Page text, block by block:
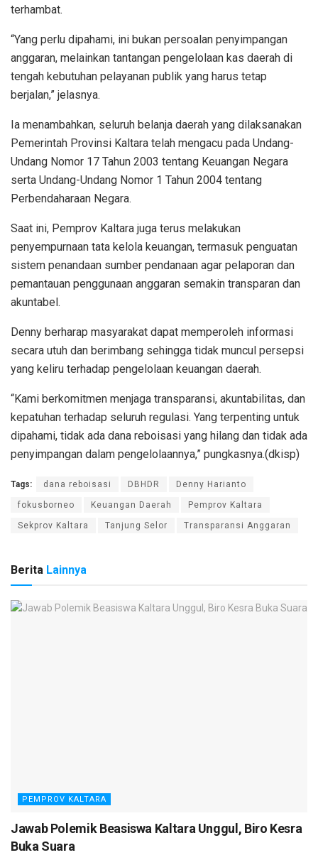
terhambat.
“Yang perlu dipahami, ini bukan persoalan penyimpangan
anggaran, melainkan tantangan pengelolaan kas daerah di
tengah kebutuhan pelayanan publik yang harus tetap
berjalan,” jelasnya.
Ia menambahkan, seluruh belanja daerah yang dilaksanakan
Pemerintah Provinsi Kaltara telah mengacu pada Undang-
Undang Nomor 17 Tahun 2003 tentang Keuangan Negara
serta Undang-Undang Nomor 1 Tahun 2004 tentang
Perbendaharaan Negara.
Saat ini, Pemprov Kaltara juga terus melakukan
penyempurnaan tata kelola keuangan, termasuk penguatan
sistem penandaan sumber pendanaan agar pelaporan dan
pemantauan penggunaan anggaran semakin transparan dan
akuntabel.
Denny berharap masyarakat dapat memperoleh informasi
secara utuh dan berimbang sehingga tidak muncul persepsi
yang keliru terhadap pengelolaan keuangan daerah.
“Kami berkomitmen menjaga transparansi, akuntabilitas, dan
kepatuhan terhadap seluruh regulasi. Yang terpenting untuk
dipahami, tidak ada dana reboisasi yang hilang dan tidak ada
penyimpangan dalam pengelolaannya,” pungkasnya.(dkisp)
Tags: dana reboisasi DBHDR Denny Harianto
fokusborneo Keuangan Daerah Pemprov Kaltara
Sekprov Kaltara Tanjung Selor Transparansi Anggaran
Berita Lainnya
PEMPROV KALTARA
Jawab Polemik Beasiswa Kaltara Unggul, Biro Kesra
Buka Suara